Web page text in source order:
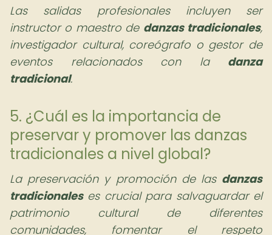
Las salidas profesionales incluyen ser
instructor o maestro de danzas tradicionales,
investigador cultural, coreógrafo o gestor de
eventos relacionados con la danza
tradicional.
5. ¿Cuál es la importancia de
preservar y promover las danzas
tradicionales a nivel global?
La preservación y promoción de las danzas
tradicionaleses crucial para salvaguardar el
patrimonio cultural de diferentes
comunidades, fomentar el respeto